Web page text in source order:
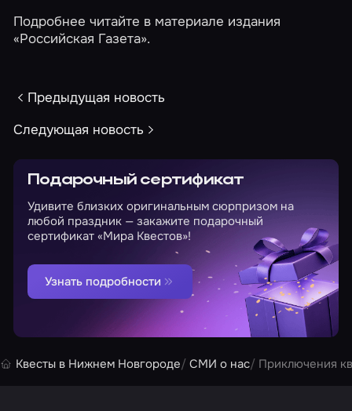
Подробнее читайте в материале издания
«Российская Газета».
Предыдущая новость
Следующая новость
Подарочный сертификат
Удивите близких оригинальным сюрпризом на
любой праздник — закажите подарочный
сертификат «Мира Квестов»!
Узнать подробности
Квесты в Нижнем Новгороде СМИ о нас Приключения